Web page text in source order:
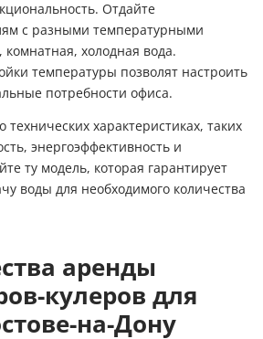
Отдайте
с разными температурными
холодная вода.
температуры позволят настроить
потребности офиса.
технических характеристиках, таких
энергоэффективность и
ту модель, которая гарантирует
воды для необходимого количества
аренды
кулеров для
на-Дону